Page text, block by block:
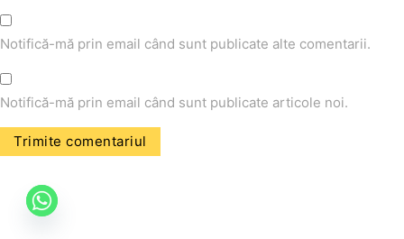
Notifică-mă prin email când sunt publicate alte comentarii.
Notifică-mă prin email când sunt publicate articole noi.